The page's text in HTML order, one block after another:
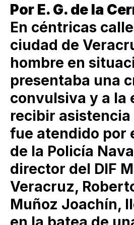
Por E. G. de la
En céntricas
ciudad de
hombre en
presentaba una
convulsiva y a la
recibir asistencia
fue atendido por
de la Policía
director del DIF
Veracruz,
Muñoz Joachín,